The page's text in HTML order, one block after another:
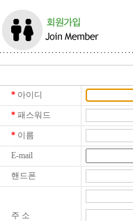
* 아이디
* 패스워드
* 이름
E-mail
핸드폰
주 소